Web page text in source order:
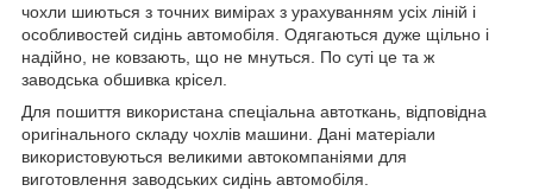
чохли шиються з точних вимірах з урахуванням усіх ліній і
особливостей сидінь автомобіля. Одягаються дуже щільно і
надійно, не ковзають, що не мнуться. По суті це та ж
заводська обшивка крісел.
Для пошиття використана спеціальна автоткань, відповідна
оригінального складу чохлів машини. Дані матеріали
використовуються великими автокомпаніями для
виготовлення заводських сидінь автомобіля.